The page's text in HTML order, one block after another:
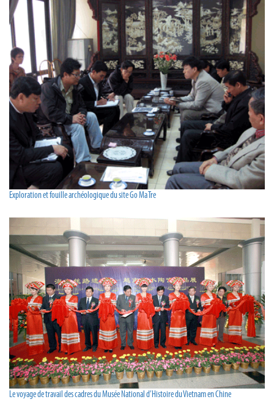
Exploration et fouille archéologique du site Go Ma Tre
Le voyage de travail des cadres du Musée National d’Histoire du Vietnam en Chine